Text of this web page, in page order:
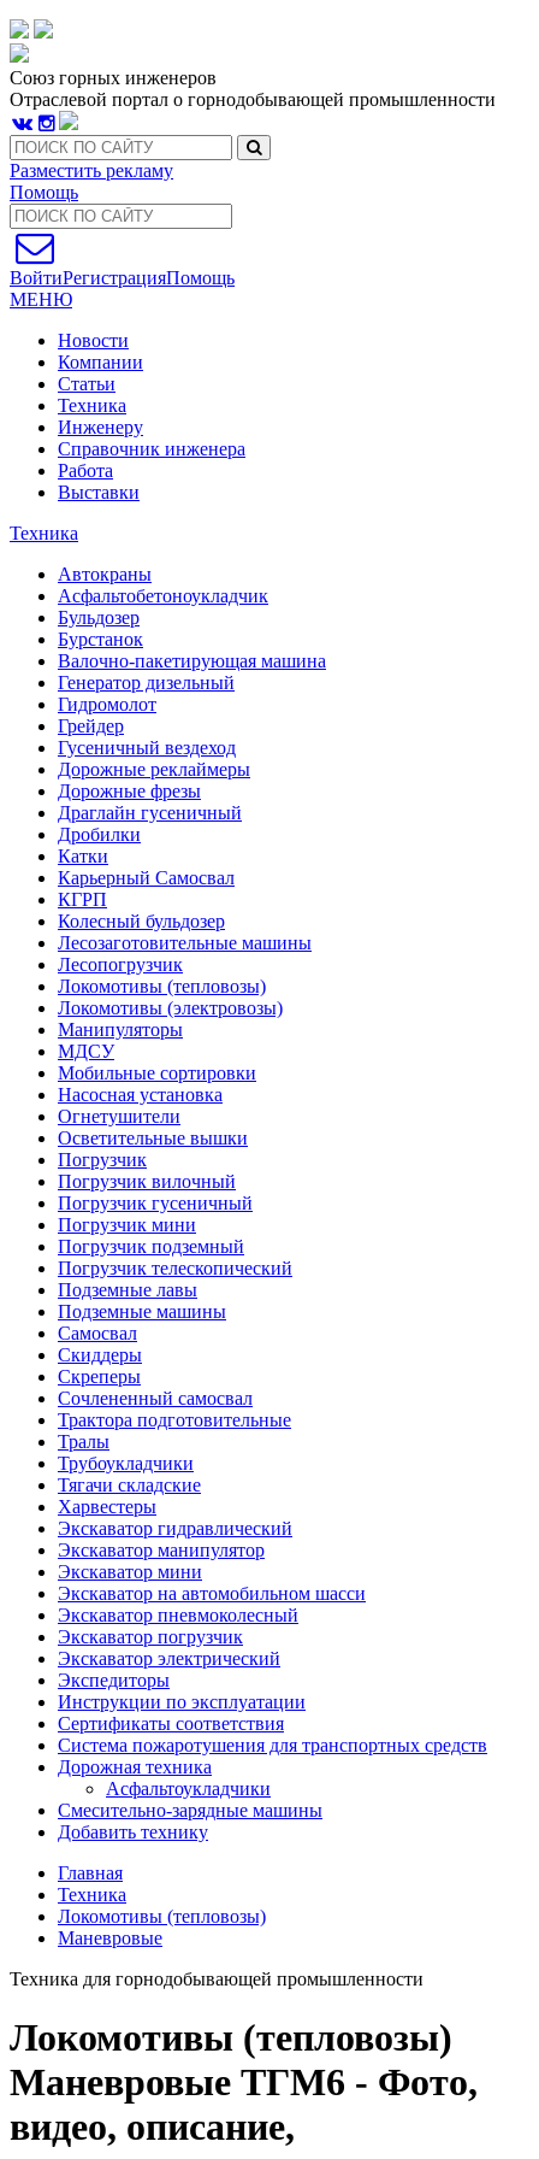
Союз горных инженеров
Отраслевой портал о горнодобывающей промышленности
Разместить рекламу
Помощь
ВойтиРегистрацияПомощь
МЕНЮ
Новости
Компании
Статьи
Техника
Инженеру
Справочник инженера
Работа
Выставки
Техника
Автокраны
Асфальтобетоноукладчик
Бульдозер
Бурстанок
Валочно-пакетирующая машина
Генератор дизельный
Гидромолот
Грейдер
Гусеничный вездеход
Дорожные реклаймеры
Дорожные фрезы
Драглайн гусеничный
Дробилки
Катки
Карьерный Самосвал
КГРП
Колесный бульдозер
Лесозаготовительные машины
Лесопогрузчик
Локомотивы (тепловозы)
Локомотивы (электровозы)
Манипуляторы
МДСУ
Мобильные сортировки
Насосная установка
Огнетушители
Осветительные вышки
Погрузчик
Погрузчик вилочный
Погрузчик гусеничный
Погрузчик мини
Погрузчик подземный
Погрузчик телескопический
Подземные лавы
Подземные машины
Самосвал
Скиддеры
Скреперы
Сочлененный самосвал
Трактора подготовительные
Тралы
Трубоукладчики
Тягачи складские
Харвестеры
Экскаватор гидравлический
Экскаватор манипулятор
Экскаватор мини
Экскаватор на автомобильном шасси
Экскаватор пневмоколесный
Экскаватор погрузчик
Экскаватор электрический
Экспедиторы
Инструкции по эксплуатации
Сертификаты соответствия
Система пожаротушения для транспортных средств
Дорожная техника
Асфальтоукладчики
Смесительно-зарядные машины
Добавить технику
Главная
Техника
Локомотивы (тепловозы)
Маневровые
Техника для горнодобывающей промышленности
Локомотивы (тепловозы)
Маневровые ТГМ6 - Фото,
видео, описание,